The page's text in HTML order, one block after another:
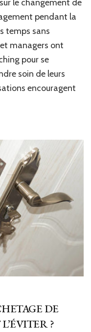
le changement de
pendant la
temps sans
managers ont
pour se
soin de leurs
encouragent
DE
?